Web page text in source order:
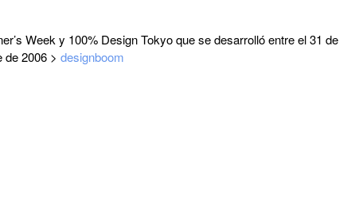
Week y 100% Design Tokyo que se desarrolló entre el 31 de
de 2006 > designboom